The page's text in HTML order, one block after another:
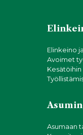
Elinkeino
Avoimet
Kesätöihin
Asumaan